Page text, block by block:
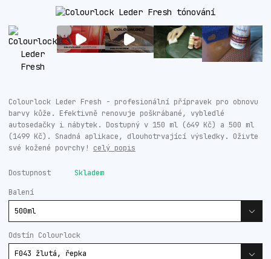
Colourlock Leder Fresh - profesionální přípravek pro obnovu
barvy kůže. Efektivně renovuje poškrábané, vybledlé
autosedačky i nábytek. Dostupný v 150 ml (649 Kč) a 500 ml
(1499 Kč). Snadná aplikace, dlouhotrvající výsledky. Oživte
své kožené povrchy! celý popis
Dostupnost Skladem
Balení
Odstín Colourlock